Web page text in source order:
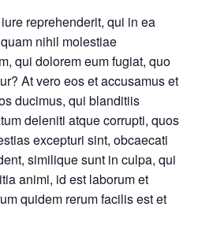
reprehenderit, qui in ea
nihil molestiae
qui dolorem eum fugiat, quo
At vero eos et accusamus et
ducimus, qui blanditiis
deleniti atque corrupti, quos
excepturi sint, obcaecati
similique sunt in culpa, qui
animi, id est laborum et
quidem rerum facilis est et